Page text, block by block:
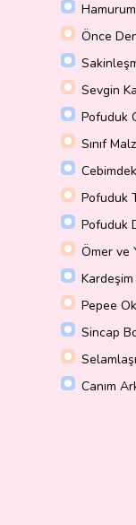
Önce
Sevgin
Pofuduk
Sınıf
Pofuduk
Pofuduk
Ömer ve
Pepee
Sincap
Canım